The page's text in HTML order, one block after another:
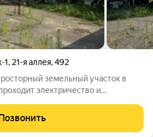
1, 21-я аллея,492
земельный участок в
электричество и